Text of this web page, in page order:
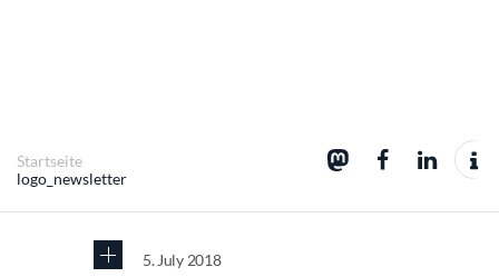
Startseite
logo_newsletter
5. July 2018